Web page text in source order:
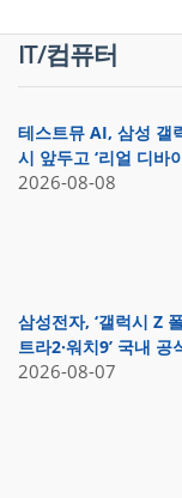
IT/컴퓨터
테스트뮤 AI, 삼성 갤
시 앞두고 ‘리얼 디바
2026-08-08
삼성전자, ‘갤럭시 Z
트라2·워치9’ 국내 공
2026-08-07